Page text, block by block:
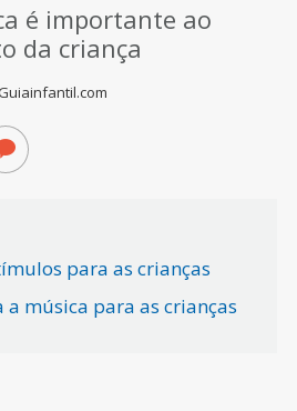
é importante ao
da criança
para as crianças
música para as crianças